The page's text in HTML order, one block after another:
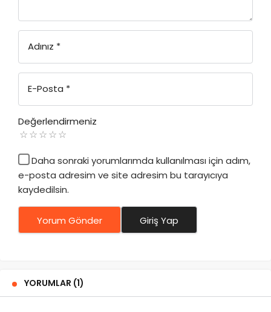
Adınız *
E-Posta *
Değerlendirmeniz
Daha sonraki yorumlarımda kullanılması için adım,
e-posta adresim ve site adresim bu tarayıcıya
kaydedilsin.
Yorum Gönder Giriş Yap
YORUMLAR (1)